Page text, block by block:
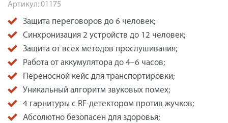
Артикул:01175
Защита переговоров до 6 человек;
Синхронизация 2 устройств до 12 человек;
Защита от всех методов прослушивания;
Работа от аккумулятора до 4–6 часов;
Переносной кейс для транспортировки;
Уникальный алгоритм звуковых помех;
4 гарнитуры с RF-детектором против жучков;
Абсолютно безопасен для здоровья;